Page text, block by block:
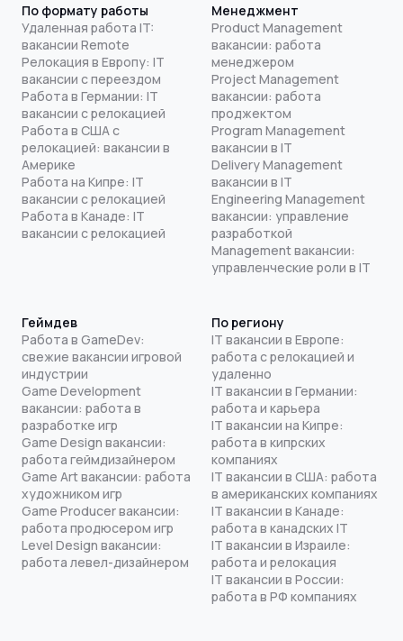
По формату работы
Удаленная работа IT:
вакансии Remote
Релокация в Европу: IT
вакансии с переездом
Работа в Германии: IT
вакансии с релокацией
Работа в США с
релокацией: вакансии в
Америке
Работа на Кипре: IT
вакансии с релокацией
Работа в Канаде: IT
вакансии с релокацией
Менеджмент
Product Management
вакансии: работа
менеджером
Project Management
вакансии: работа
проджектом
Program Management
вакансии в IT
Delivery Management
вакансии в IT
Engineering Management
вакансии: управление
разработкой
Management вакансии:
управленческие роли в IT
Геймдев
Работа в GameDev:
свежие вакансии игровой
индустрии
Game Development
вакансии: работа в
разработке игр
Game Design вакансии:
работа геймдизайнером
Game Art вакансии: работа
художником игр
Game Producer вакансии:
работа продюсером игр
Level Design вакансии:
работа левел-дизайнером
По региону
IT вакансии в Европе:
работа с релокацией и
удаленно
IT вакансии в Германии:
работа и карьера
IT вакансии на Кипре:
работа в кипрских
компаниях
IT вакансии в США: работа
в американских компаниях
IT вакансии в Канаде:
работа в канадских IT
IT вакансии в Израиле:
работа и релокация
IT вакансии в России:
работа в РФ компаниях